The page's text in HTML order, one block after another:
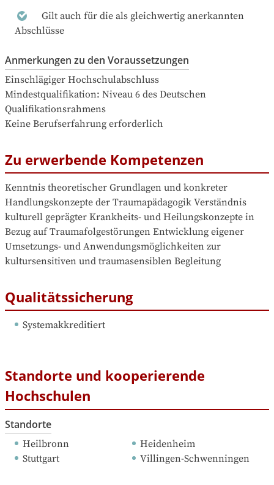
Gilt auch für die als gleichwertig anerkannten
Abschlüsse
Anmerkungen zu den Voraussetzungen
Einschlägiger Hochschulabschluss
Mindestqualifikation: Niveau 6 des Deutschen
Qualifikationsrahmens
Keine Berufserfahrung erforderlich
Zu erwerbende Kompetenzen
Kenntnis theoretischer Grundlagen und konkreter
Handlungskonzepte der Traumapädagogik Verständnis
kulturell geprägter Krankheits- und Heilungskonzepte in
Bezug auf Traumafolgestörungen Entwicklung eigener
Umsetzungs- und Anwendungsmöglichkeiten zur
kultursensitiven und traumasensiblen Begleitung
Qualitätssicherung
Systemakkreditiert
Standorte und kooperierende
Hochschulen
Standorte
Heilbronn
Heidenheim
Stuttgart
Villingen-Schwenningen